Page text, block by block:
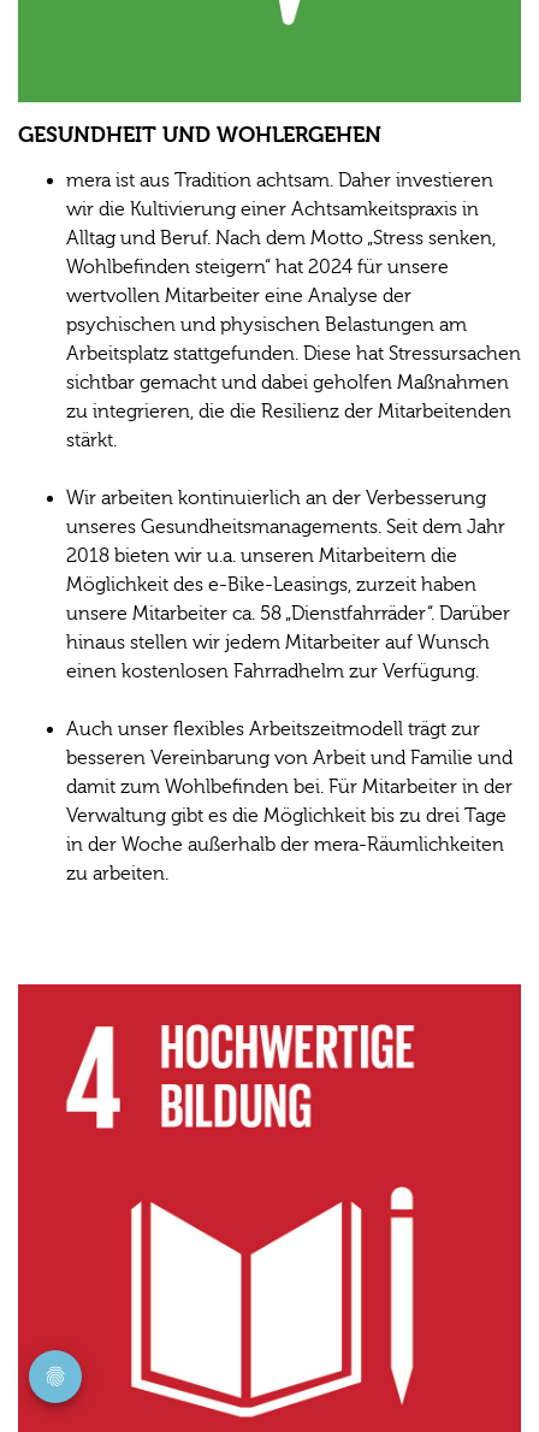
GESUNDHEIT UND WOHLERGEHEN
mera ist aus Tradition achtsam. Daher investieren
wir die Kultivierung einer Achtsamkeitspraxis in
Alltag und Beruf. Nach dem Motto „Stress senken,
Wohlbefinden steigern“ hat 2024 für unsere
wertvollen Mitarbeiter eine Analyse der
psychischen und physischen Belastungen am
Arbeitsplatz stattgefunden. Diese hat Stressursachen
sichtbar gemacht und dabei geholfen Maßnahmen
zu integrieren, die die Resilienz der Mitarbeitenden
stärkt.
Wir arbeiten kontinuierlich an der Verbesserung
unseres Gesundheitsmanagements. Seit dem Jahr
2018 bieten wir u.a. unseren Mitarbeitern die
Möglichkeit des e-Bike-Leasings, zurzeit haben
unsere Mitarbeiter ca. 58 „Dienstfahrräder“. Darüber
hinaus stellen wir jedem Mitarbeiter auf Wunsch
einen kostenlosen Fahrradhelm zur Verfügung.
Auch unser flexibles Arbeitszeitmodell trägt zur
besseren Vereinbarung von Arbeit und Familie und
damit zum Wohlbefinden bei. Für Mitarbeiter in der
Verwaltung gibt es die Möglichkeit bis zu drei Tage
in der Woche außerhalb der mera-Räumlichkeiten
zu arbeiten.